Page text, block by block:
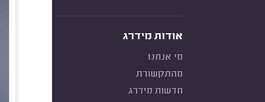
אודות מידרג
מי אנחנו
מהתקשורת
חדשות מידרג